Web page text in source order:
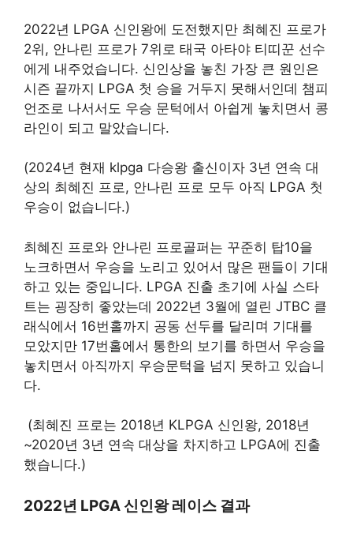
2022년 LPGA 신인왕에 도전했지만 최혜진 프로가
2위, 안나린 프로가 7위로 태국 아타야 티띠꾼 선수
에게 내주었습니다. 신인상을 놓친 가장 큰 원인은
시즌 끝까지 LPGA 첫 승을 거두지 못해서인데 챔피
언조로 나서서도 우승 문턱에서 아쉽게 놓치면서 콩
라인이 되고 말았습니다.
(2024년 현재 klpga 다승왕 출신이자 3년 연속 대
상의 최혜진 프로, 안나린 프로 모두 아직 LPGA 첫
우승이 없습니다.)
최혜진 프로와 안나린 프로골퍼는 꾸준히 탑10을
노크하면서 우승을 노리고 있어서 많은 팬들이 기대
하고 있는 중입니다. LPGA 진출 초기에 사실 스타
트는 굉장히 좋았는데 2022년 3월에 열린 JTBC 클
래식에서 16번홀까지 공동 선두를 달리며 기대를
모았지만 17번홀에서 통한의 보기를 하면서 우승을
놓치면서 아직까지 우승문턱을 넘지 못하고 있습니
다.
(최혜진 프로는 2018년 KLPGA 신인왕, 2018년
~2020년 3년 연속 대상을 차지하고 LPGA에 진출
했습니다.)
2022년 LPGA 신인왕 레이스 결과